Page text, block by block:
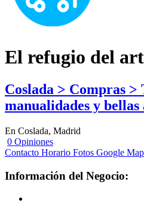
El refugio del
Coslada > Compras >
manualidades y bellas
En Coslada, Madrid
0 Opiniones
Contacto Horario Fotos Google
Información del Negocio: